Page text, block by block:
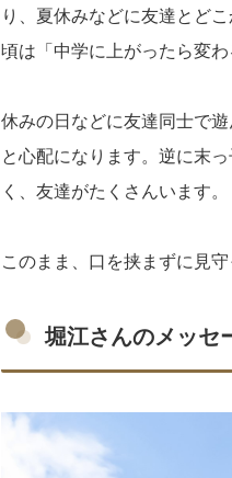
り、夏休みなどに友達とど
頃は「中学に上がったら変
休みの日などに友達同士で
と心配になります。逆に末
く、友達がたくさんいます。
このまま、口を挟まずに見
堀江さんのメッセ